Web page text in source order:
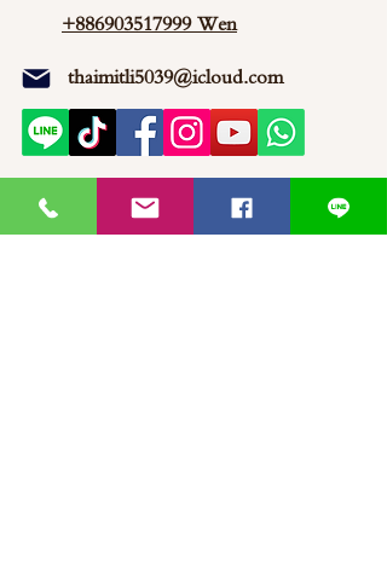
+886903517999 Wen
thaimitli5039@icloud.com